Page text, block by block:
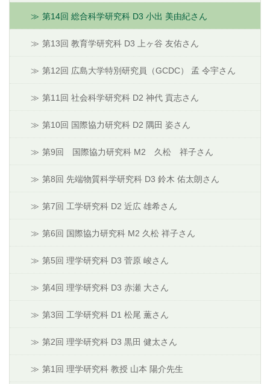
第14回 総合科学研究科 D3 小出 美由紀さん
第13回 教育学研究科 D3 上ヶ谷 友佑さん
第12回 広島大学特別研究員（GCDC） 孟 令宇さん
第11回 社会科学研究科 D2 神代 貢志さん
第10回 国際協力研究科 D2 隅田 姿さん
第9回 国際協力研究科 M2 久松 祥子さん
第8回 先端物質科学研究科 D3 鈴木 佑太朗さん
第7回 工学研究科 D2 近広 雄希さん
第6回 国際協力研究科 M2 久松 祥子さん
第5回 理学研究科 D3 菅原 峻さん
第4回 理学研究科 D3 赤瀬 大さん
第3回 工学研究科 D1 松尾 薫さん
第2回 理学研究科 D3 黒田 健太さん
第1回 理学研究科 教授 山本 陽介先生